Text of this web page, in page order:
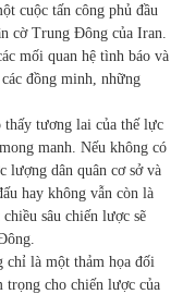
cuộc tấn công phủ đầu
cờ Trung Đông của Iran.
mối quan hệ tình báo và
đồng minh, những
thấy tương lai của thế lực
manh. Nếu không có
lượng dân quân cơ sở và
hay không vẫn còn là
sâu chiến lược sẽ
chỉ là một thảm họa đối
cho chiến lược của